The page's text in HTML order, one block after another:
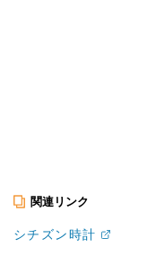
関連リンク
シチズン時計